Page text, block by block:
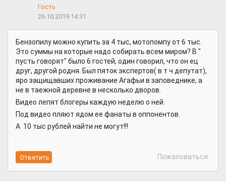
Гость
26.10.2019 14:31
Бензопилу можно купить за 4 тыс, мотопомпу от 6 тыс.
Это суммы на которые надо собирать всем миром? В "
пусть говорят" было 6 гостей, один говорил, что он ец
друг, другой родня. Был пяток экспертов( в т ч депутат),
яро защищавших проживание Агафьи в заповеднике, а
не в таежной деревне в несколько дворов.
Видео лепят блогеры каждую неделю о ней.
Под видео пляют ядом ее фанаты в оппонентов.
А 10 тыс рублей найти не могут!!!
Пожаловаться